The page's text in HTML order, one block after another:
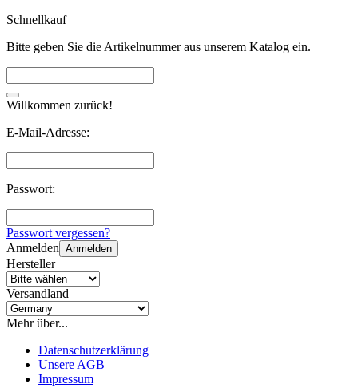
Schnellkauf
Bitte geben Sie die Artikelnummer aus unserem Katalog ein.
Willkommen zurück!
E-Mail-Adresse:
Passwort:
Passwort vergessen?
Anmelden Anmelden
Hersteller
Versandland
Mehr über...
Datenschutzerklärung
Unsere AGB
Impressum